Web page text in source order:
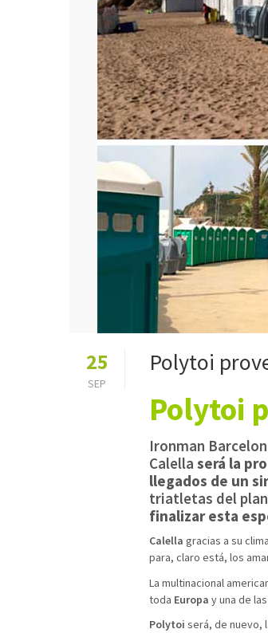
25
SEP
Polytoi
Polytoi
Ironman
Calella será la
llegados de un
triatletas del
finalizar esta
Calella gracias a su
para, claro está, los
La multinacional
toda Europa y una de
Polytoi será, de nuevo,